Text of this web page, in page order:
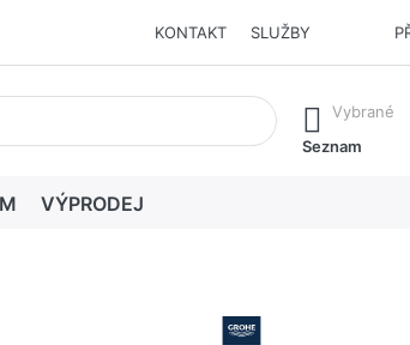
KONTAKT SLUŽBY
zadávání. Stisknutím klávesy Enter vyvoláte
Vybrané
Seznam
VÝPRODEJ